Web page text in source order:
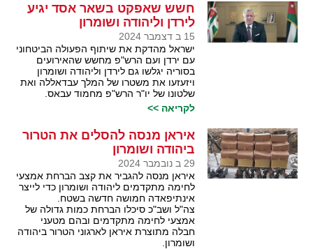
חשש שאפקט בשאר אסד יגיע
לירדן וליהודה ושומרון
15 ב דצמבר 2024
ישראל מהדקת את שיתוף הפעולה הביטחוני
עם ירדן ועם הרש"פ מחשש שהאירועים
בסוריה יגלשו גם לירדן וליהודה ושומרון
ויזעזעו את משטרו של המלך עבדאללה ואת
שלטונו של יו"ר הרש"פ מחמוד עבאס.
לקריאה >>
איראן מנסה להסלים את הטרור
ביהודה ושומרון
29 ב נובמבר 2024
איראן מנסה להגביר את קצב הברחת אמצעי
לחימה מתקדמים ליהודה ושומרון כדי לייצר
אינתיפאדה חמושה חדשה בשטח.
צה"ל ושב"כ סיכלו הברחת כמות גדולה של
אמצעי לחימה מתקדמים ובהם מטעני
חבלה מתוצרת איראן לארגוני הטרור ביהודה
ושומרון.